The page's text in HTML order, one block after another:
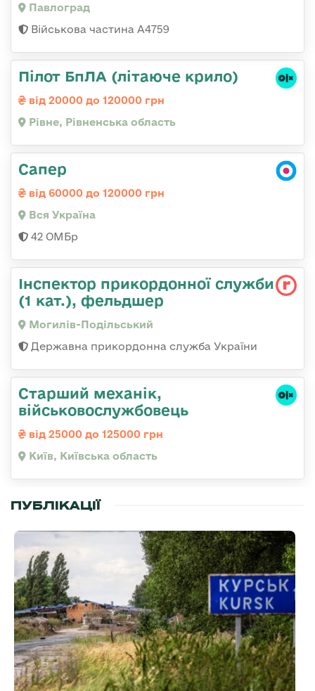
Павлоград
Військова частина А4759
Пілот БпЛА (літаюче крило)
від 20000 до 120000 грн
Рівне, Рівненська область
Сапер
від 60000 до 120000 грн
Вся Україна
42 ОМБр
Інспектор прикордонної служби
(1 кат.), фельдшер
Могилів-Подільський
Державна прикордонна служба України
Стаpший механік,
військовослужбовець
від 25000 до 125000 грн
Київ, Київська область
ПУБЛІКАЦІЇ